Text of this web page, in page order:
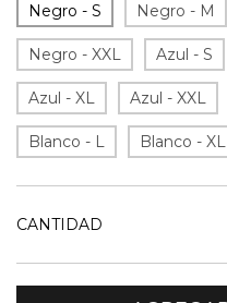
Negro - S
Negro - M
Negro - XXL Azul - S
Azul - XL Azul - XXL
Blanco - L Blanco - XL
CANTIDAD